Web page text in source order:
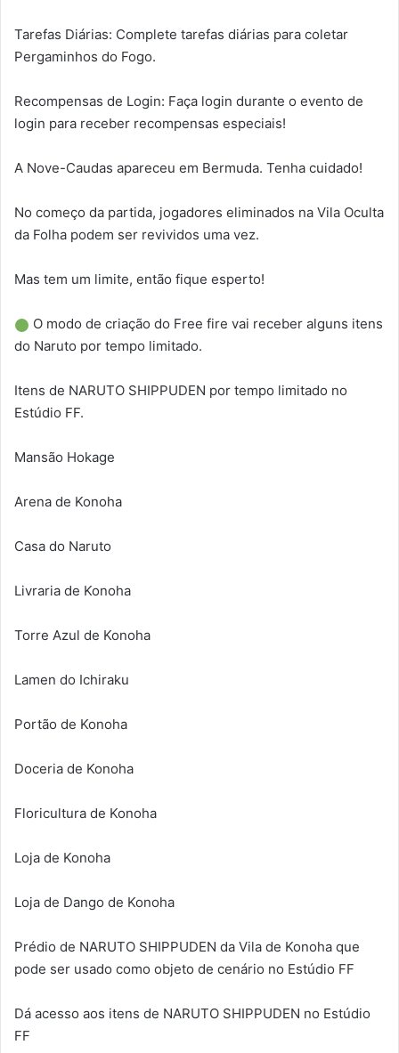
Tarefas Diárias: Complete tarefas diárias para coletar
Pergaminhos do Fogo.
Recompensas de Login: Faça login durante o evento de
login para receber recompensas especiais!
A Nove-Caudas apareceu em Bermuda. Tenha cuidado!
No começo da partida, jogadores eliminados na Vila Oculta
da Folha podem ser revividos uma vez.
Mas tem um limite, então fique esperto!
O modo de criação do Free fire vai receber alguns itens
do Naruto por tempo limitado.
Itens de NARUTO SHIPPUDEN por tempo limitado no
Estúdio FF.
Mansão Hokage
Arena de Konoha
Casa do Naruto
Livraria de Konoha
Torre Azul de Konoha
Lamen do Ichiraku
Portão de Konoha
Doceria de Konoha
Floricultura de Konoha
Loja de Konoha
Loja de Dango de Konoha
Prédio de NARUTO SHIPPUDEN da Vila de Konoha que
pode ser usado como objeto de cenário no Estúdio FF
Dá acesso aos itens de NARUTO SHIPPUDEN no Estúdio
FF